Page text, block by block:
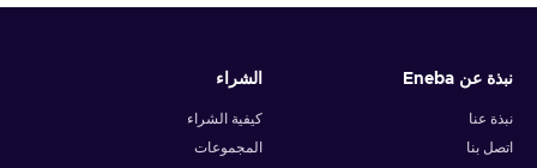
the very foundations of your house or stretch and drag the
نبذة عن Eneba
نبذة عنا
اتصل بنا
الشراء
كيفية الشراء
المجموعات